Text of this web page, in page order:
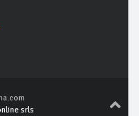
srls